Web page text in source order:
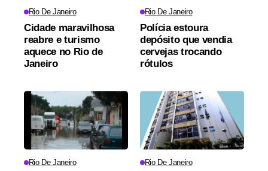
Rio De Janeiro
Cidade maravilhosa
reabre e turismo
aquece no Rio de
Janeiro
Rio De Janeiro
Polícia estoura
depósito que vendia
cervejas trocando
rótulos
Rio De Janeiro Rio De Janeiro